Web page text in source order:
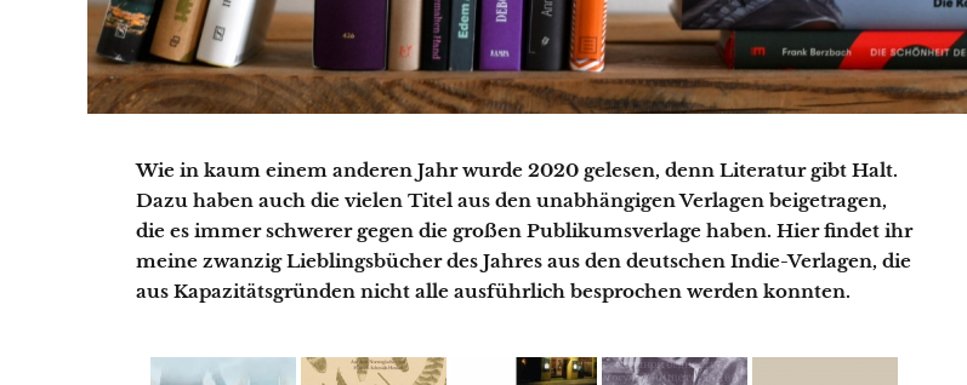
Wie in kaum einem anderen Jahr wurde 2020 gelesen, denn Literatur gibt Halt.
Dazu haben auch die vielen Titel aus den unabhängigen Verlagen beigetragen,
die es immer schwerer gegen die großen Publikumsverlage haben. Hier findet ihr
meine zwanzig Lieblingsbücher des Jahres aus den deutschen Indie-Verlagen, die
aus Kapazitätsgründen nicht alle ausführlich besprochen werden konnten.